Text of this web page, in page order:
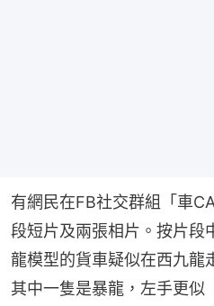
有網民在FB社交群組「車
段短片及兩張相片。按片段
龍模型的貨車疑似在西九龍
其中一隻是暴龍，左手更似